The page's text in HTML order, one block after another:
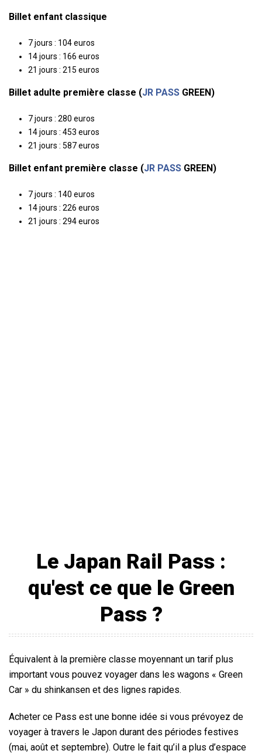
Billet enfant classique
7 jours : 104 euros
14 jours : 166 euros
21 jours : 215 euros
Billet adulte première classe (JR PASS GREEN)
7 jours : 280 euros
14 jours : 453 euros
21 jours : 587 euros
Billet enfant première classe (JR PASS GREEN)
7 jours : 140 euros
14 jours : 226 euros
21 jours : 294 euros
Le Japan Rail Pass :
qu'est ce que le Green
Pass ?
Équivalent à la première classe moyennant un tarif plus
important vous pouvez voyager dans les wagons « Green
Car » du shinkansen et des lignes rapides.
Acheter ce Pass est une bonne idée si vous prévoyez de
voyager à travers le Japon durant des périodes festives
(mai, août et septembre). Outre le fait qu’il a plus d’espace